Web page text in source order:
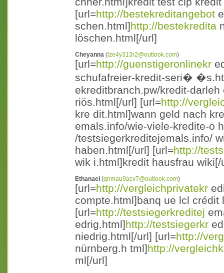
[url=http://bestekreditangebot
schen.html]http://bestekredita
löschen.html[/url]
Cheyanna ( lze4y313r2@outlook.com)
[url=http://guenstigeronlinekr
schufafreier-kredit-seri�
ekreditbranch.pw/kredit-
riös.html[/url] [url=http://
kre dit.html]wann geld nach
emals.info/wie-viele-kredite-o
/testsiegerkreditejemals.info/
haben.html[/url] [url=http://
wik i.html]kredit hausfrau wiki[/
Ethanael (qnmau9acv7@outlook.com)
[url=http://vergleichprivatekr
compte.html]banq ue lcl
[url=http://testsiegerkreditej
edrig.html]http://testsiegerkr
niedrig.html[/url] [url=http://
nürnberg.h tml]http://
ml[/url]